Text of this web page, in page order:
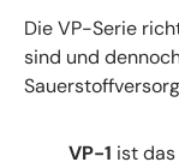
Die VP-Serie
sind und
VP-1 ist